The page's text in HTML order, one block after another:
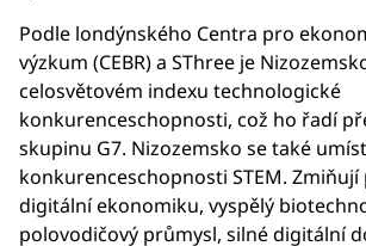
Podle londýnského Centra pro
výzkum (CEBR) a SThree je
celosvětovém indexu technologické
konkurenceschopnosti, což ho řadí
skupinu G7. Nizozemsko se také
konkurenceschopnosti STEM.
digitální ekonomiku, vyspělý
polovodičový průmysl, silné digitální